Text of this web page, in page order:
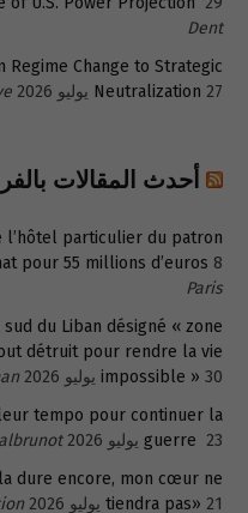
Dent
Regime Change to Strategic
Neutralization 27 يوليو 2026
أحدث المقالات
l’hôtel particulier du patron
pour 55 millions d’euros 8 أغسطس 2026
Paris
du Liban désigné « zone
détruit pour rendre la vie
impossible » 30 يوليو 2026
tempo pour continuer la
guerre 23 يوليو 2026
dure encore, mon cœur ne
tiendra pas» 21 يوليو 2026